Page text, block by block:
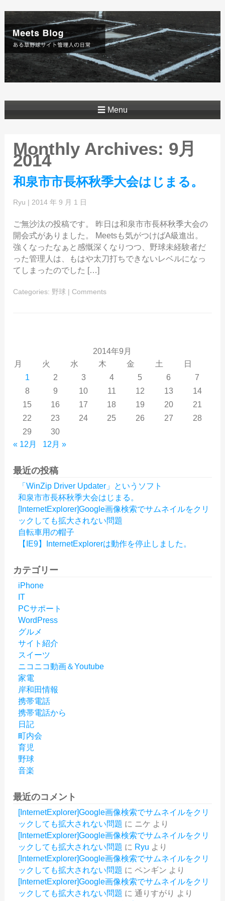
☰ Menu
Monthly Archives: 9月
2014
和泉市市長杯秋季大会はじまる。
Ryu | 2014 年 9 月 1 日
ご無沙汰の投稿です。 昨日は和泉市市長杯秋季大会の
開会式がありました。 Meetsも気がつけばA級進出。
強くなったなぁと感慨深くなりつつ、野球未経験者だ
った管理人は、もはや太刀打ちできないレベルになっ
てしまったのでした […]
Categories: 野球 | Comments
2014年9月
月
火 水 木 金 土
日
1
2 3 4 5 6
7
8
9 10 11 12 13
14
15
16 17 18 19 20
21
22
23 24 25 26 27
28
29
30
« 12月
12月 »
最近の投稿
「WinZip Driver Updater」というソフト
和泉市市長杯秋季大会はじまる。
[InternetExplorer]Google画像検索でサムネイルをクリ
ックしても拡大されない問題
自転車用の帽子
【IE9】InternetExplorerは動作を停止しました。
カテゴリー
iPhone
IT
PCサポート
WordPress
グルメ
サイト紹介
スイーツ
ニコニコ動画＆Youtube
家電
岸和田情報
携帯電話
携帯電話から
日記
町内会
育児
野球
音楽
最近のコメント
[InternetExplorer]Google画像検索でサムネイルをクリ
ックしても拡大されない問題 に ニケ より
[InternetExplorer]Google画像検索でサムネイルをクリ
ックしても拡大されない問題 に Ryu より
[InternetExplorer]Google画像検索でサムネイルをクリ
ックしても拡大されない問題 にペンギン より
[InternetExplorer]Google画像検索でサムネイルをクリ
ックしても拡大されない問題 に通りすがり より